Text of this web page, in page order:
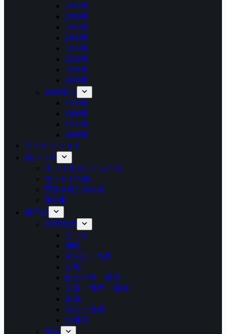
2007年
2006年
2005年
2004年
2003年
2002年
2001年
2000年
1990年代
1999年
1998年
1997年
1996年
フォトエッセイ
思いつき
ネット&コンピュータ
モノ&その他
芸術&写真&音楽
旅&食
旅行記
日本国内
どこか
沖縄
屋久島・九州
京都
四万十川・香川
大阪・神戸・愛知
新潟
東京と近郊
北海道
外国